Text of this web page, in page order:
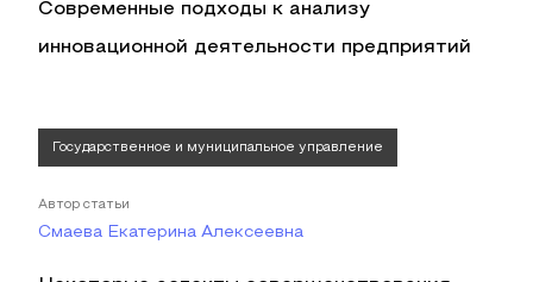
Современные подходы к анализу
инновационной деятельности предприятий
Государственное и муниципальное управление
Автор статьи
Смаева Екатерина Алексеевна